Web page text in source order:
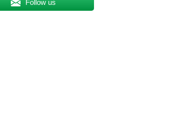
Follow us